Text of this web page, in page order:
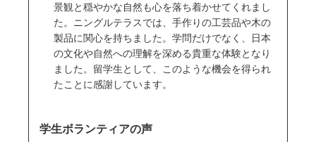
景観と穏やかな自然も心を落ち着かせてくれまし
た。ニングルテラスでは、手作りの工芸品や木の
製品に関心を持ちました。学問だけでなく、日本
の文化や自然への理解を深める貴重な体験となり
ました。留学生として、このような機会を得られ
たことに感謝しています。
学生ボランティアの声